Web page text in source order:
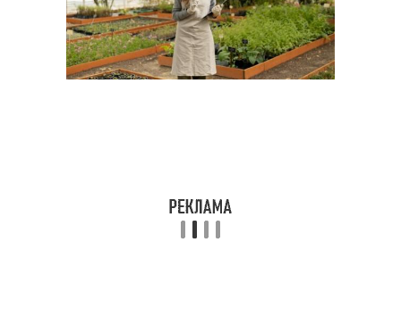
Горизонтальные грядки Теплые грядки
Классические грядки